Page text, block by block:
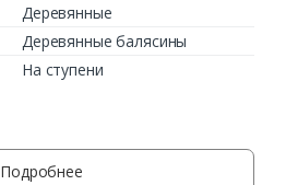
Деревянные
Деревянные балясины
На ступени
Подробнее